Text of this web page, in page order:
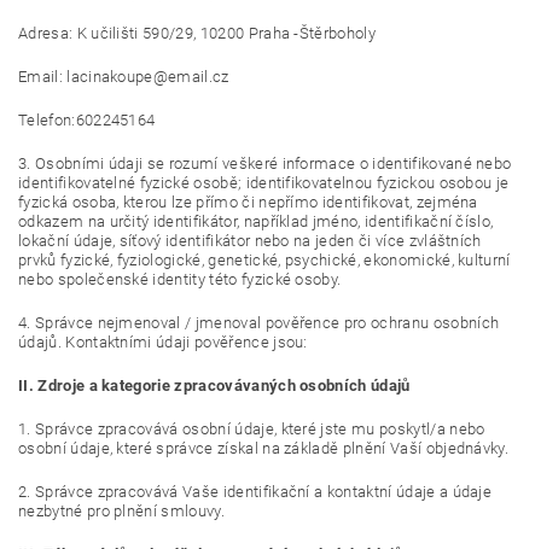
Adresa: K učilišti 590/29, 10200 Praha -Štěrboholy
Email: lacinakoupe@email.cz
Telefon:602245164
3. Osobními údaji se rozumí veškeré informace o identifikované nebo
identifikovatelné fyzické osobě; identifikovatelnou fyzickou osobou je
fyzická osoba, kterou lze přímo či nepřímo identifikovat, zejména
odkazem na určitý identifikátor, například jméno, identifikační číslo,
lokační údaje, síťový identifikátor nebo na jeden či více zvláštních
prvků fyzické, fyziologické, genetické, psychické, ekonomické, kulturní
nebo společenské identity této fyzické osoby.
4. Správce nejmenoval / jmenoval pověřence pro ochranu osobních
údajů. Kontaktními údaji pověřence jsou:
II.Zdroje a kategorie zpracovávaných osobních údajů
1. Správce zpracovává osobní údaje, které jste mu poskytl/a nebo
osobní údaje, které správce získal na základě plnění Vaší objednávky.
2. Správce zpracovává Vaše identifikační a kontaktní údaje a údaje
nezbytné pro plnění smlouvy.